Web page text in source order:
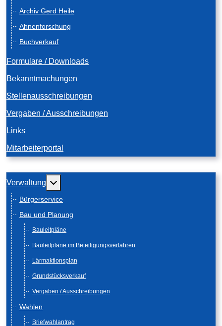
Archiv Gerd Heile
Ahnenforschung
Buchverkauf
Formulare / Downloads
Bekanntmachungen
Stellenausschreibungen
Vergaben / Ausschreibungen
Links
Mitarbeiterportal
Verwaltung Weitere Informationen: Verwaltung
Bürgerservice
Bau und Planung
Bauleitpläne
Bauleitpläne im Beteiligungsverfahren
Lärmaktionsplan
Grundstücksverkauf
Vergaben / Ausschreibungen
Wahlen
Briefwahlantrag